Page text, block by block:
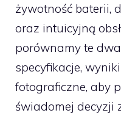
żywotność baterii,
oraz intuicyjną
porównamy te
specyfikacje,
fotograficzne, aby
świadomej decyzji